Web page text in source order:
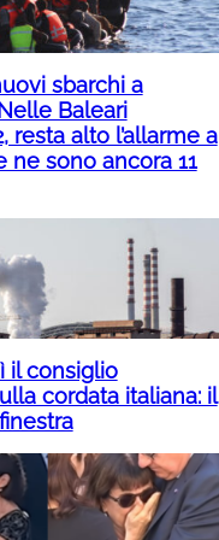
sbarchi a
Baleari
resta alto l’allarme a
ne sono ancora 11
il consiglio
cordata italiana: il